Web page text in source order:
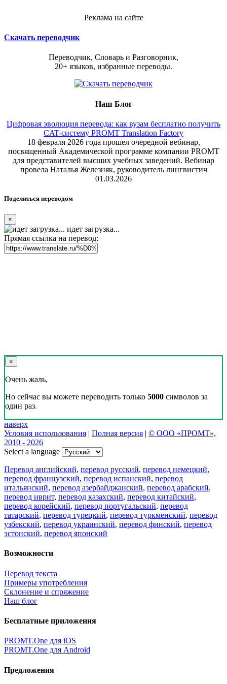
Реклама на сайте
Скачать переводчик
Переводчик, Словарь и Разговорник,
20+ языков, избранные переводы.
Наш Блог
Цифровая эволюция перевода: как вузам бесплатно получить
CAT-систему PROMT Translation Factory
18 февраля 2026 года прошел очередной вебинар,
посвященный Академической программе компании PROMT
для представителей высших учебных заведений. Вебинар
провела Наталья Железняк, руководитель лингвистич
01.03.2026
Поделиться переводом
×
идет загрузка...
Прямая ссылка на перевод:
×
Очень жаль,
Но сейчас вы можете переводить только 5000 символов за
один раз.
наверх
Условия использования | Полная версия | © ООО «ПРОМТ»,
2010 - 2026
Select a language
Перевод английский, перевод русский, перевод немецкий,
перевод французский, перевод испанский, перевод
итальянский, перевод азербайджанский, перевод арабский,
перевод иврит, перевод казахский, перевод китайский,
перевод корейский, перевод португальский, перевод
татарский, перевод турецкий, перевод туркменский, перевод
узбекский, перевод украинский, перевод финский, перевод
эстонский, перевод японский
Возможности
Перевод текста
Примеры употребления
Склонение и спряжение
Наш блог
Бесплатные приложения
PROMT.One для iOS
PROMT.One для Android
Предложения